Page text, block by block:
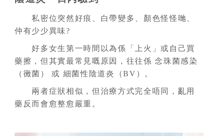
私密位突然好痕、白帶變多、顏色怪怪哋、
仲有少少異味?
好多女生第一時間以為係「上火」或自己買
藥擦，但其實最常見嘅原因，往往係 念珠菌感染
（黴菌） 或 細菌性陰道炎（BV）。
兩者症狀相似，但治療方式完全唔同，亂用
藥反而會愈整愈嚴重。